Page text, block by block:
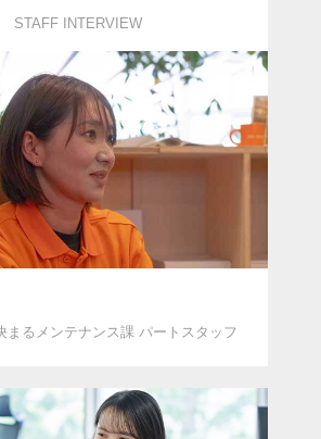
STAFF INTERVIEW
まるメンテナンス課 パートスタッフ